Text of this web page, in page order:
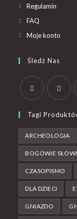
Regulamin
FAQ
Moje konto
Śledź Nas
Tagi
ARCHEOLOGIA
BOGOWIE
CZASOPISMO
DLA DZIECI
GNIAZDO